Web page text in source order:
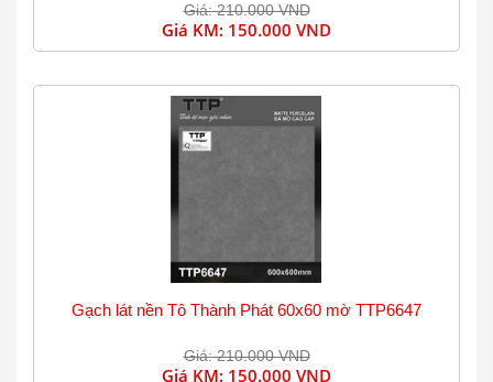
Giá: 210.000 VND
Giá KM: 150.000 VND
Gạch lát nền Tô Thành Phát 60x60 mờ TTP6647
Giá: 210.000 VND
Giá KM: 150.000 VND